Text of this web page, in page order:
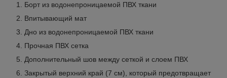
Борт из водонепроницаемой ПВХ ткани
Впитывающий мат
Дно из водонепроницаемой ПВХ ткани
Прочная ПВХ сетка
Дополнительный шов между сеткой и слоем ПВХ
Закрытый верхний край (7 см), который предотвращает